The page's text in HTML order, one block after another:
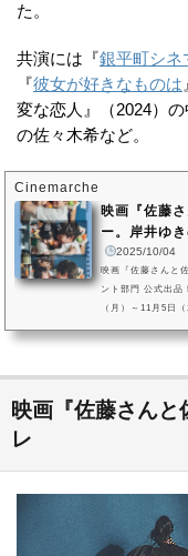
た。
共演には『銀平町シネ
『彼女が好きなものは
変な恋人』（2024）
の佐々木希など。
Cinemarche
映画『佐藤
ー。岸井ゆ
2025/10/04
映画『佐藤さんと
ント部門 公式出品
（月）～11月5日
映画『佐藤さん
レ